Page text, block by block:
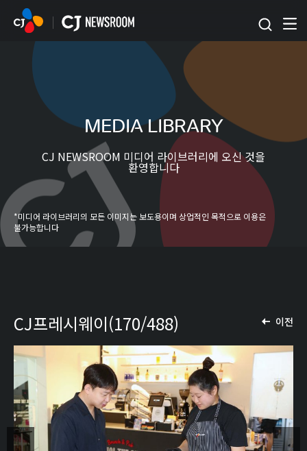
본문 바로가기
MEDIA LIBRARY
CJ NEWSROOM 미디어 라이브러리에 오신 것을
환영합니다
*미디어 라이브러리의 모든 이미지는 보도용이며 상업적인 목적으로 이용은
불가능합니다
이전
CJ프레시웨이(170/488)